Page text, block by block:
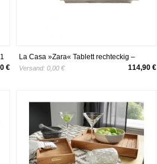
€
La Casa »Zara« Tablett rechteckig –
erhältlich in 2 Ausführungen
Versand: 0,00 € 114,90 €